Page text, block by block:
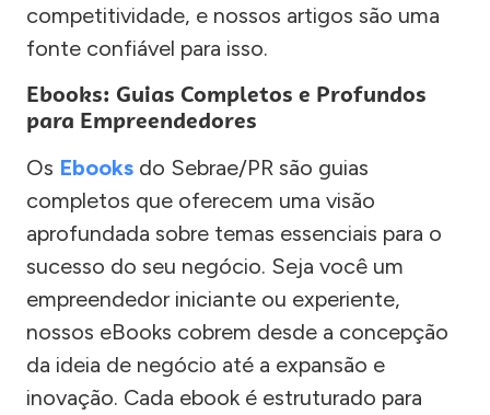
competitividade, e nossos artigos são uma
fonte confiável para isso.
Ebooks: Guias Completos e Profundos
para Empreendedores
Os Ebooks do Sebrae/PR são guias
completos que oferecem uma visão
aprofundada sobre temas essenciais para o
sucesso do seu negócio. Seja você um
empreendedor iniciante ou experiente,
nossos eBooks cobrem desde a concepção
da ideia de negócio até a expansão e
inovação. Cada ebook é estruturado para